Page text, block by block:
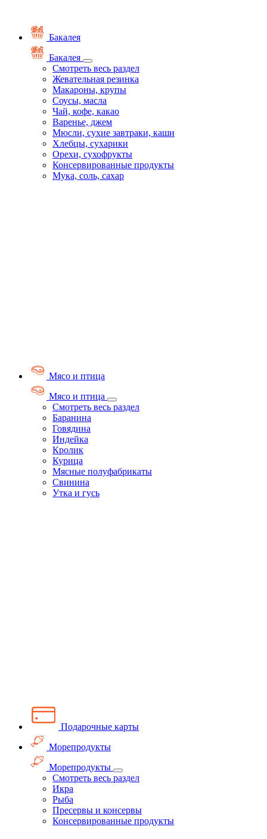
Бакалея
Бакалея
Смотреть весь раздел
Жевательная резинка
Макароны, крупы
Соусы, масла
Чай, кофе, какао
Варенье, джем
Мюсли, сухие завтраки, каши
Хлебцы, сухарики
Орехи, сухофрукты
Консервированные продукты
Мука, соль, сахар
Мясо и птица
Мясо и птица
Смотреть весь раздел
Баранина
Говядина
Индейка
Кролик
Курица
Мясные полуфабрикаты
Свинина
Утка и гусь
Подарочные карты
Морепродукты
Морепродукты
Смотреть весь раздел
Икра
Рыба
Пресервы и консервы
Консервированные продукты